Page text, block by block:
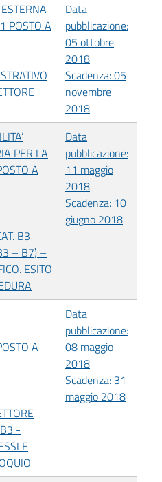
POSTO A
Data
pubblicazione:
05 ottobre
2018
Scadenza: 05
novembre
2018
PER LA
A
B3
– B7) –
ESITO
Data
pubblicazione:
11 maggio
2018
Scadenza: 10
giugno 2018
A
-
E
Data
pubblicazione:
08 maggio
2018
Scadenza: 31
maggio 2018